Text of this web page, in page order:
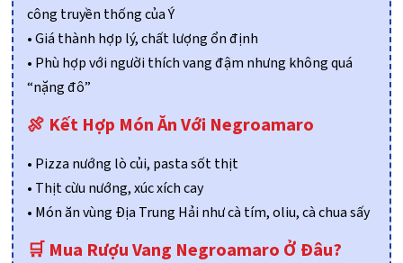
công truyền thống của Ý
• Giá thành hợp lý, chất lượng ổn định
• Phù hợp với người thích vang đậm nhưng không quá
“nặng đô”
🍖 Kết Hợp Món Ăn Với Negroamaro
• Pizza nướng lò củi, pasta sốt thịt
• Thịt cừu nướng, xúc xích cay
• Món ăn vùng Địa Trung Hải như cà tím, oliu, cà chua sấy
🛒 Mua Rượu Vang Negroamaro Ở Đâu?